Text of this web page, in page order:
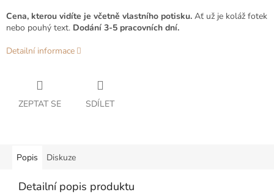
Cena, kterou vidíte je včetně vlastního potisku. Ať už je koláž fotek
nebo pouhý text. Dodání 3-5 pracovních dní.
Detailní informace
ZEPTAT SE SDÍLET
Popis Diskuze
Detailní popis produktu